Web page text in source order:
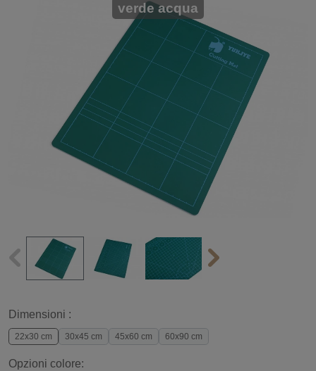
verde acqua
Dimensioni :
22x30 cm 30x45 cm 45x60 cm 60x90 cm
Opzioni colore: